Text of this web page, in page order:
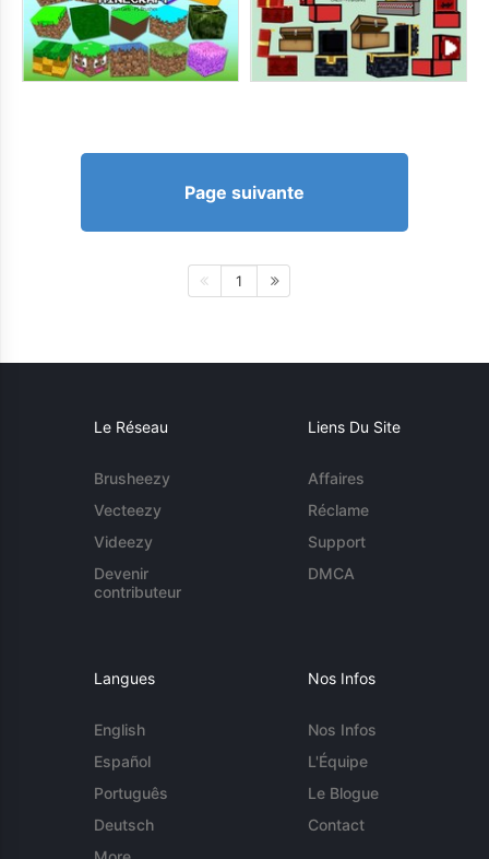
Page suivante
1
Le Réseau
Brusheezy
Vecteezy
Videezy
Devenir
contributeur
Liens Du Site
Affaires
Réclame
Support
DMCA
Langues
English
Español
Português
Deutsch
Nos Infos
Nos Infos
L'Équipe
Le Blogue
Contact